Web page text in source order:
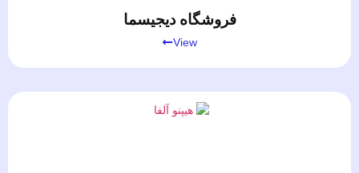
فروشگاه دیجیسما
View